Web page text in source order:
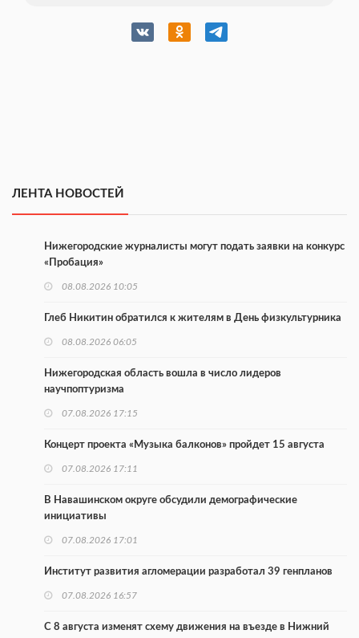
ЛЕНТА НОВОСТЕЙ
Нижегородские журналисты могут подать заявки на конкурс
«Пробация»
08.08.2026 10:05
Глеб Никитин обратился к жителям в День физкультурника
08.08.2026 06:05
Нижегородская область вошла в число лидеров
научпоптуризма
07.08.2026 17:15
Концерт проекта «Музыка балконов» пройдет 15 августа
07.08.2026 17:11
В Навашинском округе обсудили демографические
инициативы
07.08.2026 17:01
Институт развития агломерации разработал 39 генпланов
07.08.2026 16:57
С 8 августа изменят схему движения на въезде в Нижний